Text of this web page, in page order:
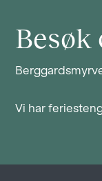
Besøk
Vi har